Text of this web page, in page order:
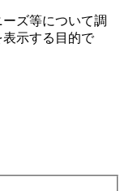
ズ等について調
⽰する⽬的で